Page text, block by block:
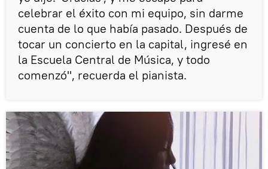
celebrar el éxito con mi equipo, sin darme
cuenta de lo que había pasado. Después de
tocar un concierto en la capital, ingresé en
la Escuela Central de Música, y todo
comenzó", recuerda el pianista.